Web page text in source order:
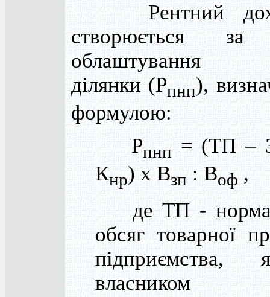
Рентний
створюється за
облаштування
ділянки (Рпнп),
формулою:
Рпнп = (ТП –
Кнр) х Взп: Воф ,
де ТП -
обсяг товарної